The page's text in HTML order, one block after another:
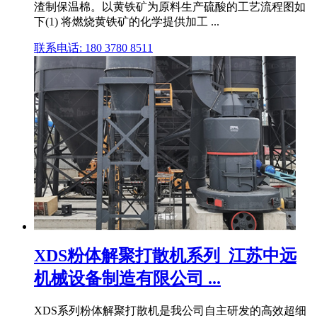
渣制保温棉。以黄铁矿为原料生产硫酸的工艺流程图如
下(1) 将燃烧黄铁矿的化学提供加工 ...
联系电话: 180 3780 8511
XDS粉体解聚打散机系列_江苏中远
机械设备制造有限公司 ...
XDS系列粉体解聚打散机是我公司自主研发的高效超细